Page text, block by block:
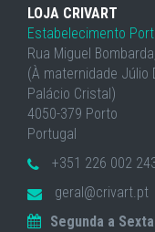
LOJA CRIVART
Estabelecimento
Rua Miguel
(À maternidade Júlio
Palácio Cristal)
4050-379 Porto
Portugal
+351 226 002
geral@crivart.pt
Segunda a Sexta